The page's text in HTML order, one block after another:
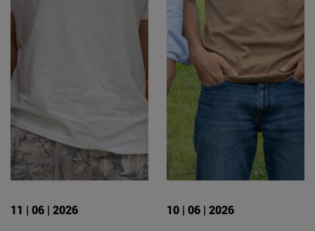
11 | 06 | 2026 10 | 06 | 2026